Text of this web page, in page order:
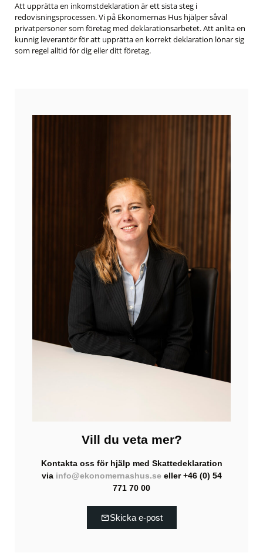
Att upprätta en inkomstdeklaration är ett sista steg i
redovisningsprocessen. Vi på Ekonomernas Hus hjälper såväl
privatpersoner som företag med deklarationsarbetet. Att anlita en
kunnig leverantör för att upprätta en korrekt deklaration lönar sig
som regel alltid för dig eller ditt företag.
Vill du veta mer?
Kontakta oss för hjälp med Skatte­deklaration
via info@ekonomernashus.se eller +46 (0) 54
771 70 00
Skicka e-post